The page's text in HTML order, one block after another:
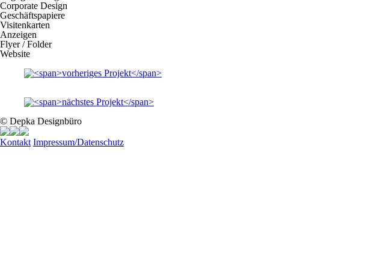
Corporate Design
Geschäftspapiere
Visitenkarten
Anzeigen
Flyer / Folder
Website
© Depka Designbüro
Kontakt Impressum/Datenschutz